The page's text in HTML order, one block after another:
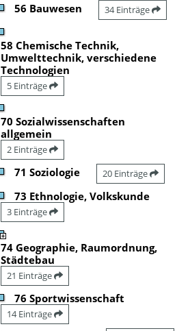
56 Bauwesen 34 Einträge
58 Chemische Technik,
Umwelttechnik, verschiedene
Technologien
5 Einträge
70 Sozialwissenschaften
allgemein
2 Einträge
71 Soziologie 20 Einträge
73 Ethnologie, Volkskunde
3 Einträge
74 Geographie, Raumordnung,
Städtebau
21 Einträge
76 Sportwissenschaft
14 Einträge